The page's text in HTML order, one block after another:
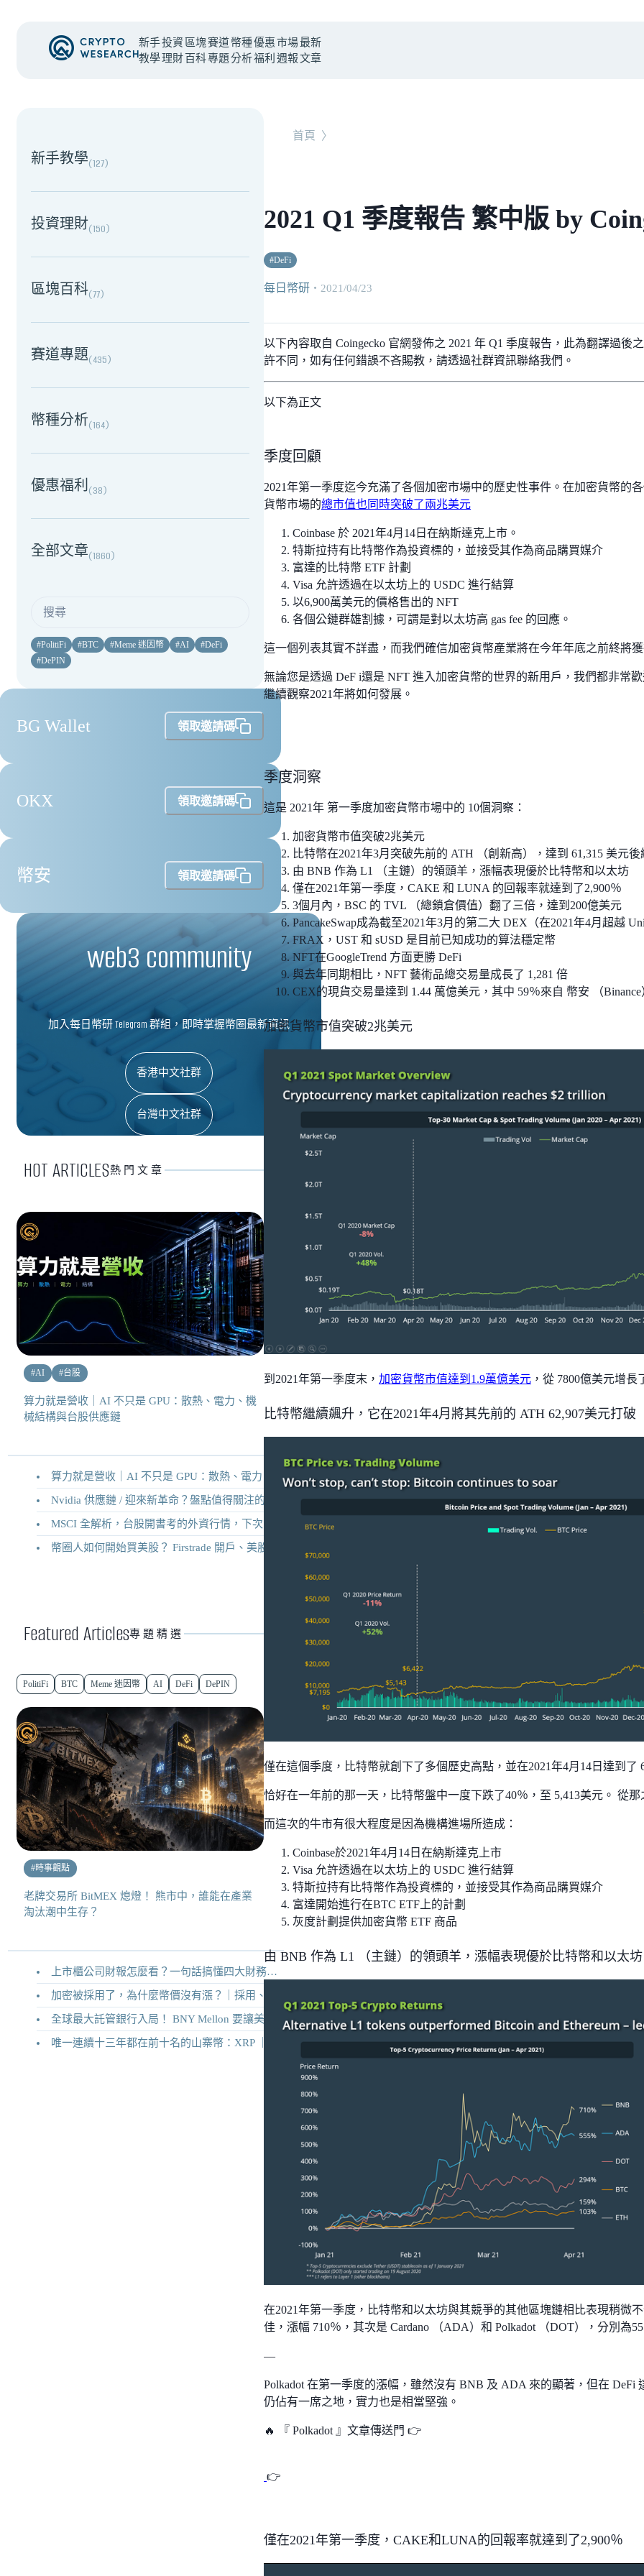
新手
教學
投資
理財
區塊
百科
賽道
專題
幣種
分析
優惠
福利
市場
週報
最新
文章
NEW EVENT
新手教學(127)
投資理財(150)
區塊百科(77)
賽道專題(435)
幣種分析(164)
優惠福利(38)
全部文章(1860)
#PolitiFi #BTC #Meme 迷因幣 #AI #DeFi
#DePIN
BG Wallet 領取邀請碼
OKX 領取邀請碼
幣安 領取邀請碼
web3 community
加入每日幣研 Telegram 群組，即時掌握幣圈最新資訊
香港中文社群
台灣中文社群
HOT ARTICLES熱門文章
#AI #台股
算力就是營收｜AI 不只是 GPU：散熱、電力、機
械結構與台股供應鏈
算力就是營收｜AI 不只是 GPU：散熱、電力、機械結構與台股供應鏈
Nvidia 供應鏈 / 迎來新革命？盤點值得關注的二十家供應鏈企業
MSCI 全解析，台股開書考的外資行情，下次調整你準備好了嗎？
幣圈人如何開始買美股？ Firstrade 開戶、美股交易機制完整教學
Featured Articles專題精選
PolitiFi BTC Meme 迷因幣 AI DeFi DePIN
#時事觀點
老牌交易所 BitMEX 熄燈！ 熊市中，誰能在產業
淘汰潮中生存？
上市櫃公司財報怎麼看？一句話搞懂四大財務報表
加密被採用了，為什麼幣價沒有漲？｜採用、收入與代幣價值捕獲
全球最大託管銀行入局！ BNY Mellon 要讓美債交易 24/7 不打烊
唯一連續十三年都在前十名的山寨幣：XRP ｜Ripple 2026 介紹
首頁 〉
2021 Q1 季度報告 繁中版 by
#DeFi
每日幣研 ・ 2021/04/23
以下內容取自 Coingecko 官網發佈之 2021 年 Q1 季度報告，此為翻譯過後
許不同，如有任何錯誤不吝賜教，請透過社群資訊聯絡我們。
以下為正文
季度回顧
2021年第一季度迄今充滿了各個加密市場中的歷史性事件。在加密貨幣的
貨幣市場的總市值也同時突破了兩兆美元
Coinbase 於 2021年4月14日在納斯達克上市。
特斯拉持有比特幣作為投資標的，並接受其作為商品購買媒介
富達的比特幣 ETF 計劃
Visa 允許透過在以太坊上的 USDC 進行結算
以6,900萬美元的價格售出的 NFT
各個公鏈群雄割據，可謂是對以太坊高 gas fee 的回應。
這一個列表其實不詳盡，而我們確信加密貨幣產業將在今年年底之前終將
無論您是透過 DeF i還是 NFT 進入加密貨幣的世界的新用戶，我們都非常
繼續觀察2021年將如何發展。
季度洞察
這是 2021年 第一季度加密貨幣市場中的 10個洞察：
加密貨幣市值突破2兆美元
比特幣在2021年3月突破先前的 ATH （創新高），達到 61,315 美元
由 BNB 作為 L1 （主鏈）的領頭羊，漲幅表現優於比特幣和以太坊
僅在2021年第一季度，CAKE 和 LUNA 的回報率就達到了2,900％
3個月內，BSC 的 TVL （總鎖倉價值）翻了三倍，達到200億美元
PancakeSwap成為截至2021年3月的第二大 DEX（在2021年4月超越
FRAX，UST 和 sUSD 是目前已知成功的算法穩定幣
NFT在GoogleTrend 方面更勝 DeFi
與去年同期相比，NFT 藝術品總交易量成長了 1,281 倍
CEX的現貨交易量達到 1.44 萬億美元，其中 59％來自 幣安 （Binance
加密貨幣市值突破2兆美元
到2021年第一季度末， 加密貨幣市值達到1.9萬億美元 ，從 7800億美元增
比特幣繼續飆升，它在2021年4月將其先前的 ATH 62,907美元打破
僅在這個季度，比特幣就創下了多個歷史高點，並在2021年4月14日達到了
恰好在一年前的那一天，比特幣盤中一度下跌了40％，至 5,413美元。 從那
而這次的牛市有很大程度是因為機構進場所造成：
Coinbase於2021年4月14日在納斯達克上市
Visa 允許透過在以太坊上的 USDC 進行結算
特斯拉持有比特幣作為投資標的，並接受其作為商品購買媒介
富達開始進行在BTC ETF上的計劃
灰度計劃提供加密貨幣 ETF 商品
由 BNB 作為 L1 （主鏈）的領頭羊，漲幅表現優於比特幣和以太坊
在2021年第一季度，比特幣和以太坊與其競爭的其他區塊鏈相比表現稍微
佳，漲幅 710％，其次是 Cardano （ADA）和 Polkadot （DOT），分別為
—
Polkadot 在第一季度的漲幅，雖然沒有 BNB 及 ADA 來的顯著，但在 DeFi
仍佔有一席之地，實力也是相當堅強。
🔥 『 Polkadot 』文章傳送門 👉
👉
僅在2021年第一季度，CAKE和LUNA的回報率就達到了2,900％